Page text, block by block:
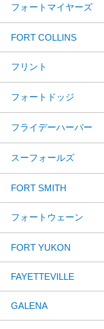
フォートマイヤーズ
FORT COLLINS
フリント
フォートドッジ
フライデーハーバー
スーフォールズ
FORT SMITH
フォートウェーン
FORT YUKON
FAYETTEVILLE
GALENA